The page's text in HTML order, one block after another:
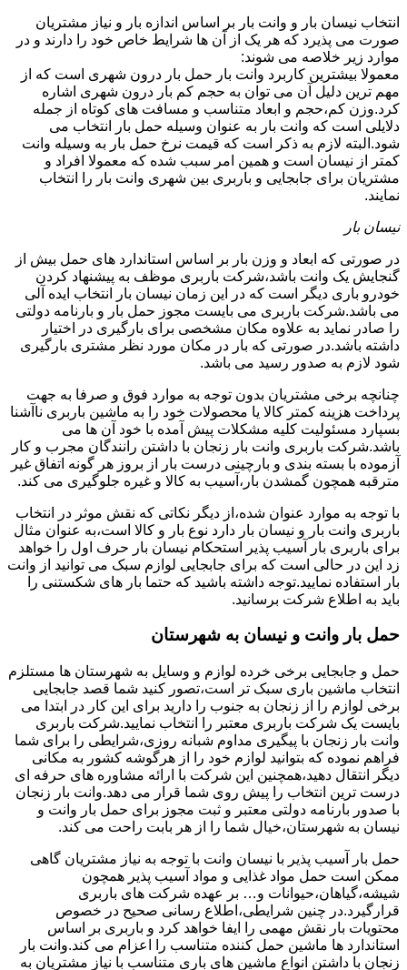
انتخاب نیسان بار و وانت بار بر اساس اندازه بار و نیاز مشتریان
صورت می پذیرد که هر یک از آن ها شرایط خاص خود را دارند و در
موارد زیر خلاصه می شوند:
معمولا بیشترین کاربرد وانت بار حمل بار درون شهری است که از
مهم ترین دلیل آن می توان به حجم کم بار درون شهری اشاره
کرد.وزن کم،حجم و ابعاد متناسب و مسافت های کوتاه از جمله
دلایلی است که وانت بار به عنوان وسیله حمل بار انتخاب می
شود.البته لازم به ذکر است که قیمت نرخ حمل بار به وسیله وانت
کمتر از نیسان است و همین امر سبب شده که معمولا افراد و
مشتریان برای جابجایی و باربری بین شهری وانت بار را انتخاب
نمایند.
نیسان بار
در صورتی که ابعاد و وزن بار بر اساس استاندارد های حمل بیش از
گنجایش یک وانت باشد،شرکت باربری موظف به پیشنهاد کردن
خودرو باری دیگر است که در این زمان نیسان بار انتخاب ایده آلی
می باشد.شرکت باربری می بایست مجوز حمل بار و بارنامه دولتی
را صادر نماید به علاوه مکان مشخصی برای بارگیری در اختیار
داشته باشد.در صورتی که بار در مکان مورد نظر مشتری بارگیری
شود لازم به صدور رسید می باشد.
چنانچه برخی مشتریان بدون توجه به موارد فوق و صرفا به جهت
پرداخت هزینه کمتر کالا یا محصولات خود را به ماشین باربری ناآشنا
بسپارد مسئولیت کلیه مشکلات پیش آمده با خود آن ها می
باشد.شرکت باربری وانت بار زنجان با داشتن رانندگان مجرب و کار
آزموده با بسته بندی و بارچینی درست بار از بروز هر گونه اتفاق غیر
مترقبه همچون گمشدن بار،آسیب به کالا و غیره جلوگیری می کند.
با توجه به موارد عنوان شده،از دیگر نکاتی که نقش موثر در انتخاب
باربری وانت بار و نیسان بار دارد نوع بار و کالا است،به عنوان مثال
برای باربری بار آسیب پذیر استحکام نیسان بار حرف اول را خواهد
زد این در حالی است که برای جابجایی لوازم سبک می توانید از وانت
بار استفاده نمایید.توجه داشته باشید که حتما بار های شکستنی را
باید به اطلاع شرکت برسانید.
حمل بار وانت و نیسان به شهرستان
حمل و جابجایی برخی خرده لوازم و وسایل به شهرستان ها مستلزم
انتخاب ماشین باری سبک تر است،تصور کنید شما قصد جابجایی
برخی لوازم را از زنجان به جنوب را دارید برای این کار در ابتدا می
بایست یک شرکت باربری معتبر را انتخاب نمایید.شرکت باربری
وانت بار زنجان با پیگیری مداوم شبانه روزی،شرایطی را برای شما
فراهم نموده که بتوانید لوازم خود را از هرگوشه کشور به مکانی
دیگر انتقال دهید،همچنین این شرکت با ارائه مشاوره های حرفه ای
درست ترین انتخاب را پیش روی شما قرار می دهد.وانت بار زنجان
با صدور بارنامه دولتی معتبر و ثبت مجوز برای حمل بار وانت و
نیسان به شهرستان،خیال شما را از هر بابت راحت می کند.
حمل بار آسیب پذیر با نیسان وانت با توجه به نیاز مشتریان گاهی
ممکن است حمل مواد غذایی و مواد آسیب پذیر همچون
شیشه،گیاهان،حیوانات و… بر عهده شرکت های باربری
قرارگیرد.در چنین شرایطی،اطلاع رسانی صحیح در خصوص
محتویات بار نقش مهمی را ایفا خواهد کرد و باربری بر اساس
استاندارد ها ماشین حمل کننده متناسب را اعزام می کند.وانت بار
زنجان با داشتن انواع ماشین های باری متناسب با نیاز مشتریان به